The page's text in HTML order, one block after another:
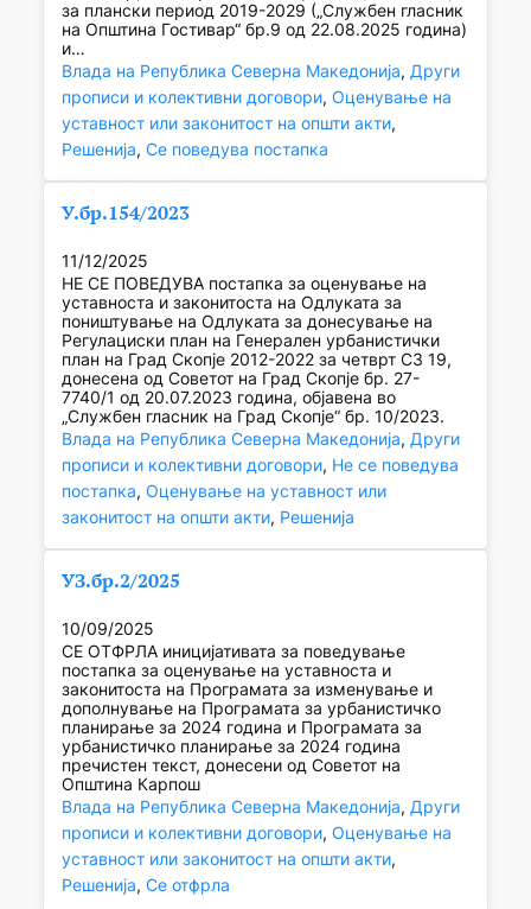
за плански период 2019-2029 („Службен гласник
на Општина Гостивар“ бр.9 од 22.08.2025 година)
и…
Влада на Република Северна Македонија, Други
прописи и колективни договори, Оценување на
уставност или законитост на општи акти
Решенија, Се поведува постапка
У.бр.154/2023
11/12/2025
НЕ СЕ ПОВЕДУВА постапка за оценување на
уставноста и законитоста на Одлуката за
поништување на Одлуката за донесување на
Регулациски план на Генерален урбанистички
план на Град Скопје 2012-2022 за четврт C3 19,
донесена од Советот на Град Скопје бр. 27-
7740/1 од 20.07.2023 година, објавена во
„Службен гласник на Град Скопје“ бр. 10/2023.
Влада на Република Северна Македонија, Други
прописи и колективни договори, Не се поведува
постапка, Оценување на уставност или
законитост на општи акти, Решенија
УЗ.бр.2/2025
10/09/2025
СЕ ОТФРЛА иницијативата за поведување
постапка за оценување на уставноста и
законитоста на Програмата за изменување и
дополнување на Програмата за урбанистичко
планирање за 2024 година и Програмата за
урбанистичко планирање за 2024 година
пречистен текст, донесени од Советот на
Општина Карпош
Влада на Република Северна Македонија, Други
прописи и колективни договори, Оценување на
уставност или законитост на општи акти
Решенија, Се отфрла